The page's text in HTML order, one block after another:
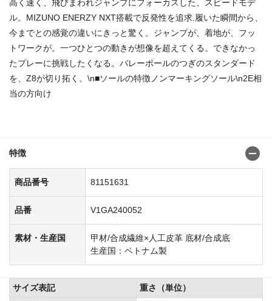
高く速く、飛びまわれジャンプにフォーカスした、スピードモデ
ル。MIZUNO ENERZY NXT搭載で反発性を追求.履いた瞬間から、
今までとの感覚の違いにきっと驚く。ジャンプが、着地が、フッ
トワークが。一つひとつの動きが想像を超えてくる。できなかっ
たプレーに挑戦したくなる。バレーボールのつぎのスタンダード
を、Z8が切り拓く。\n■ソールの特徴ノンマーキングソール\n2E相
当の方向け
特徴
商品番号 81151631
品番 V1GA240052
素材・生産国
甲材/合成繊維×人工皮革 底材/合成底
生産国：ベトナム製
サイズ表記
重さ（単位）